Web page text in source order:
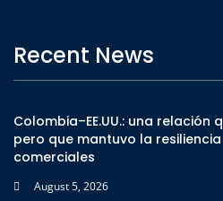
Recent News
Colombia–EE.UU.: una
pero que mantuvo la
comerciales
August 5, 2026